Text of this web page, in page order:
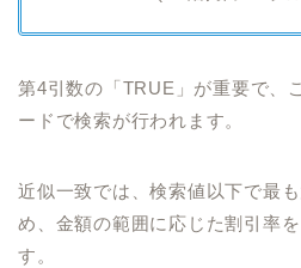
第4引数の「TRUE」が重要で、
ードで検索が行われます。
近似一致では、検索値以下で最
め、金額の範囲に応じた割引率
す。